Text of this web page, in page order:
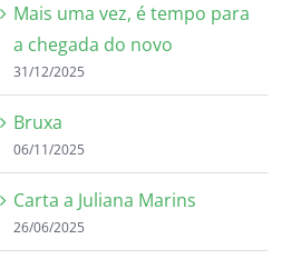
Mais uma vez, é tempo para
a chegada do novo
31/12/2025
Bruxa
06/11/2025
Carta a Juliana Marins
26/06/2025